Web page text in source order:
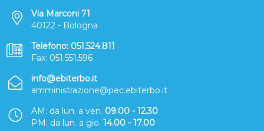
Via Marconi 71
40122 - Bologna
Telefono: 051.524.811
Fax: 051.551.596
info@ebiterbo.it
amministrazione@pec.ebiterbo.it
AM: da lun. a ven. 09.00 - 12.30
PM: da lun. a gio.14.00 - 17.00